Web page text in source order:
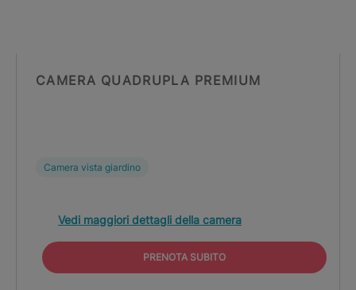
CAMERA QUADRUPLA PREMIUM
Camera vista giardino
Vedi maggiori dettagli della camera
PRENOTA SUBITO